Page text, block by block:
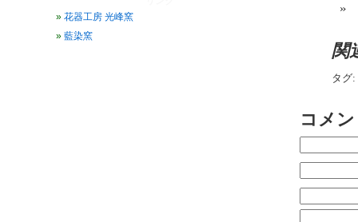
花器工房 光峰窯
藍染窯
関
タグ:
コメ